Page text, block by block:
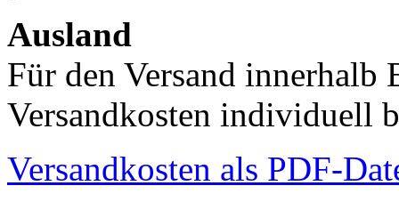
Ausland
Für den Versand innerhalb
Versandkosten individuell
Versandkosten als PDF-